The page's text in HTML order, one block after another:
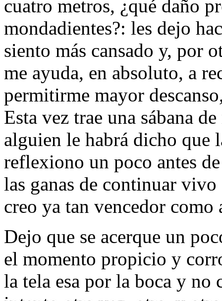
cuatro metros, ¿qué daño
mondadientes?: les dejo
siento más cansado y, por
me ayuda, en absoluto, a
permitirme mayor
Esta vez trae una sábana
alguien le habrá dicho que
reflexiono un poco antes
las ganas de continuar
creo ya tan vencedor como
Dejo que se acerque un
el momento propicio y
la tela esa por la boca y